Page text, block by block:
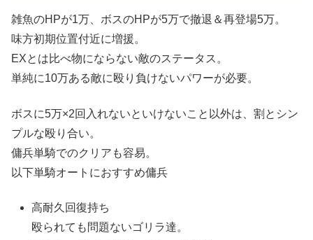
雑魚のHPが1万、ボスのHPが5万で撤退＆再登場5万。
味方初期位置付近に増援。
EXとは比べ物にならない敵のステータス。
単純に10万ある敵に殴り負けないパワーが必要。
ボスに5万×2回入れないといけないこと以外は、割とシン
プルな殴り合い。
傭兵単騎でのクリアも容易。
以下単騎オートにおすすめ傭兵
高耐久回復持ち
殴られても問題ないゴリラ達。